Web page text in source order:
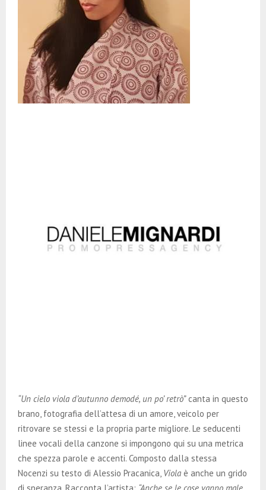
“Un cielo viola d’autunno demodé, un po’ retrò”canta in questo
brano, fotografia dell’attesa di un amore, veicolo per
ritrovare se stessi e la propria parte migliore. Le seducenti
linee vocali della canzone si impongono qui su una metrica
che spezza parole e accenti. Composto dalla stessa
Nocenzi su testo di Alessio Pracanica, Viola è anche un grido